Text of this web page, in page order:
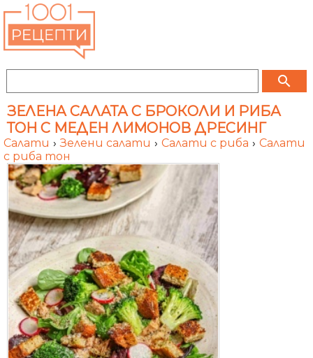
search
ЗЕЛЕНА САЛАТА С БРОКОЛИ И РИБА
ТОН С МЕДЕН ЛИМОНОВ ДРЕСИНГ
Салати › Зелени салати › Салати с риба › Салати
с риба тон